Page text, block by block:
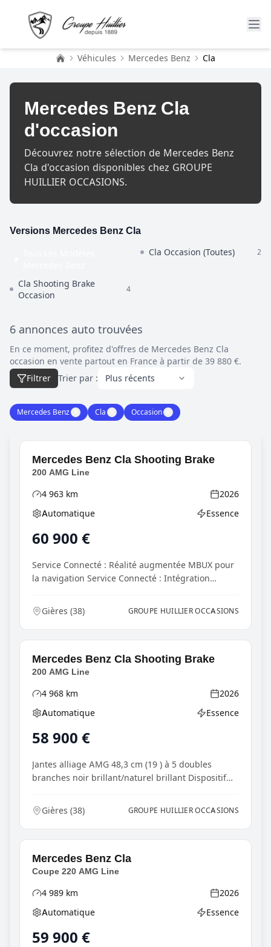
Véhicules Mercedes Benz Cla
Mercedes Benz Cla
d'occasion
Découvrez notre sélection de Mercedes Benz
Cla d'occasion disponibles chez GROUPE
HUILLIER OCCASIONS.
Versions Mercedes Benz Cla
Cla Occasion (Toutes) 2
Cla Shooting Brake
Occasion
4
6 annonces auto trouvées
En ce moment, profitez d'offres de Mercedes Benz Cla
occasion en vente partout en France à partir de 39 880 €.
Filtrer
Trier par :
Mercedes Benz Cla Occasion
Mercedes Benz Cla Shooting Brake
200 AMG Line
Kilométrage
4 963 km Année
2026
Boîte de vitesses
Automatique Type d'énergie
Essence
60 900 €
Service Connecté : Réalité augmentée MBUX pour
la navigation Service Connecté : Intégration
Gières (38) GROUPE HUILLIER OCCASIONS
Mercedes Benz Cla Shooting Brake
200 AMG Line
Kilométrage
4 968 km Année
2026
Boîte de vitesses
Automatique Type d'énergie
Essence
58 900 €
Jantes alliage AMG 48,3 cm (19 ) à 5 doubles
branches noir brillant/naturel brillant Dispositif
Gières (38) GROUPE HUILLIER OCCASIONS
Mercedes Benz Cla
Coupe 220 AMG Line
Kilométrage
4 989 km Année
2026
Boîte de vitesses
Automatique Type d'énergie
Essence
59 900 €